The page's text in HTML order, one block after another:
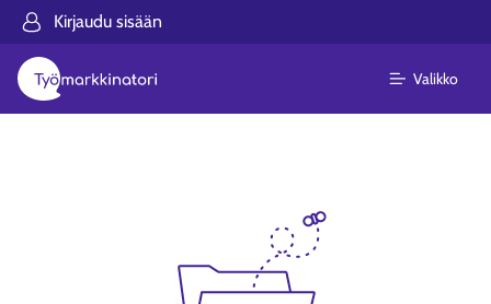
Kirjaudu sisään
Valikko